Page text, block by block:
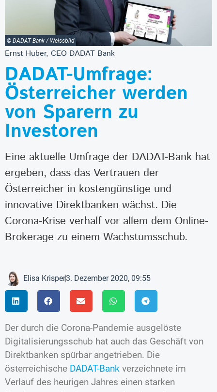
© DADAT Bank / Weissbild
Ernst Huber, CEO DADAT Bank
DADAT-Umfrage:
Österreicher werden
von Sparern zu
Investoren
Eine aktuelle Umfrage der DADAT-Bank hat
ergeben, dass das Vertrauen der
Österreicher in kostengünstige und
innovative Direktbanken wächst. Die
Corona-Krise verhalf vor allem dem Online-
Brokerage zu einem Wachstumsschub.
Elisa Krisper3. Dezember 2020, 09:55
Der durch die Corona-Pandemie ausgelöste
Digitalisierungsschub hat auch das Geschäft von
Direktbanken spürbar angetrieben. Die
österreichische DADAT-Bank verzeichnete im
Verlauf des heurigen Jahres einen starken